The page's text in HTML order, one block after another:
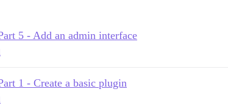
5 - Add an admin interface
1 - Create a basic plugin